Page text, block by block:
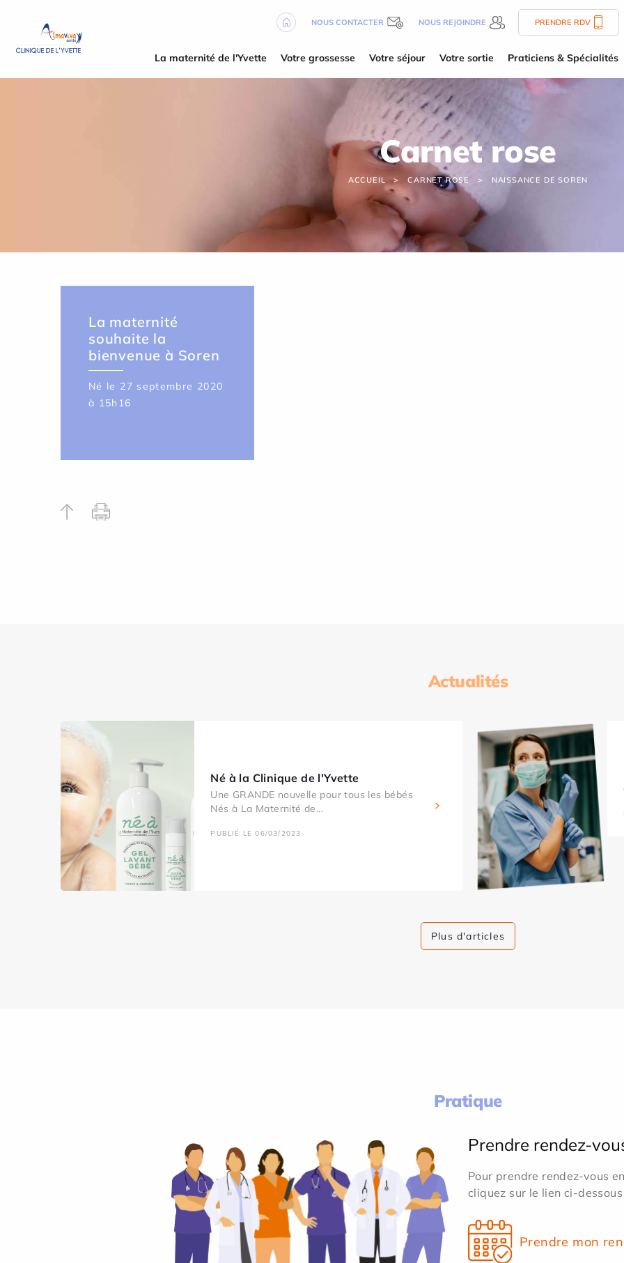
NOUS CONTACTER NOUS REJOINDRE PRENDRE RDV
La maternité de l'Yvette Votre grossesse Votre séjour Votre sortie Praticiens & Spécialités
Carnet rose
ACCUEIL CARNET ROSE NAISSANCE DE SOREN
La maternité
souhaite la
bienvenue à Soren
Né le 27 septembre 2020
à 15h16
Actualités
Né à la Clinique de l'Yvette
Une GRANDE nouvelle pour tous les bébés
Nés à La Maternité de...
PUBLIÉ LE 06/03/2023
Plus d'articles
Pratique
Prendre rendez-
Pour prendre rendez-vous
cliquez sur le lien ci-
Prendre mon